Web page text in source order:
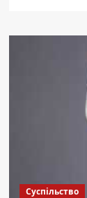
Суспільство